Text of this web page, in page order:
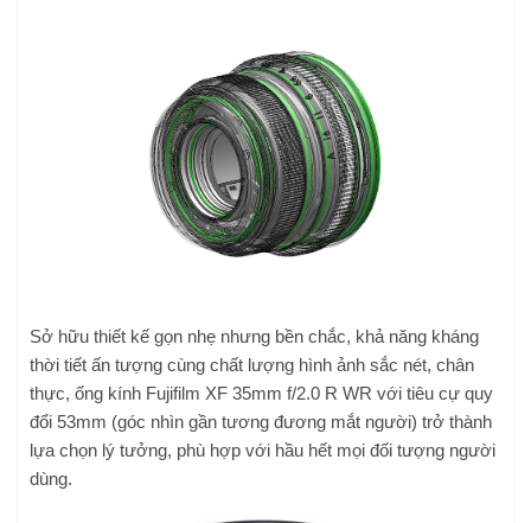
Sở hữu thiết kế gọn nhẹ nhưng bền chắc, khả năng kháng
thời tiết ấn tượng cùng chất lượng hình ảnh sắc nét, chân
thực, ống kính Fujifilm XF 35mm f/2.0 R WR với tiêu cự quy
đổi 53mm (góc nhìn gần tương đương mắt người) trở thành
lựa chọn lý tưởng, phù hợp với hầu hết mọi đối tượng người
dùng.